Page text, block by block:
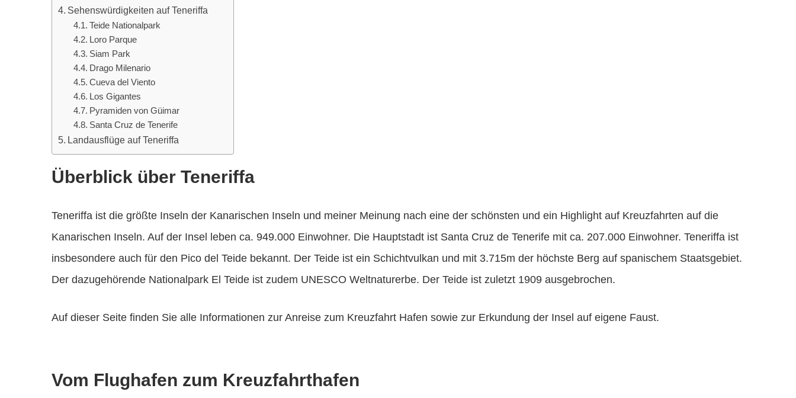
Sehenswürdigkeiten auf Teneriffa
Teide Nationalpark
Loro Parque
Siam Park
Drago Milenario
Cueva del Viento
Los Gigantes
Pyramiden von Güimar
Santa Cruz de Tenerife
Landausflüge auf Teneriffa
Überblick über Teneriffa
Teneriffa ist die größte Inseln der Kanarischen Inseln und meiner Meinung nach eine der schönsten und ein Highlight auf Kreuzfahrten auf die
Kanarischen Inseln. Auf der Insel leben ca. 949.000 Einwohner. Die Hauptstadt ist Santa Cruz de Tenerife mit ca. 207.000 Einwohner. Teneriffa ist
insbesondere auch für den Pico del Teide bekannt. Der Teide ist ein Schichtvulkan und mit 3.715m der höchste Berg auf spanischem Staatsgebiet.
Der dazugehörende Nationalpark El Teide ist zudem UNESCO Weltnaturerbe. Der Teide ist zuletzt 1909 ausgebrochen.
Auf dieser Seite finden Sie alle Informationen zur Anreise zum Kreuzfahrt Hafen sowie zur Erkundung der Insel auf eigene Faust.
Vom Flughafen zum Kreuzfahrthafen